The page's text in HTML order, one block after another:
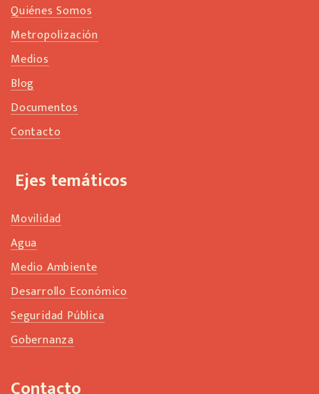
Quiénes Somos
Metropolización
Medios
Blog
Documentos
Contacto
Ejes temáticos
Movilidad
Agua
Medio Ambiente
Desarrollo Económico
Seguridad Pública
Gobernanza